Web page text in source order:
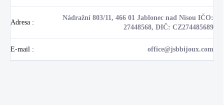
Adresa :
Nádražní 803/11, 466 01 Jablonec nad Nisou IČO:
27448568, DIČ: CZ274485689
E-mail : office@jsbbijoux.com